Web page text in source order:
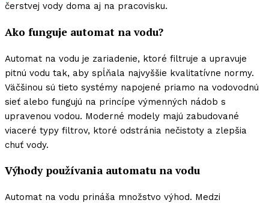
čerstvej vody doma aj na pracovisku.
Ako funguje automat na vodu?
Automat na vodu je zariadenie, ktoré filtruje a upravuje
pitnú vodu tak, aby spĺňala najvyššie kvalitatívne normy.
Väčšinou sú tieto systémy napojené priamo na vodovodnú
sieť alebo fungujú na princípe výmenných nádob s
upravenou vodou. Moderné modely majú zabudované
viaceré typy filtrov, ktoré odstránia nečistoty a zlepšia
chuť vody.
Výhody používania automatu na vodu
Automat na vodu prináša množstvo výhod. Medzi